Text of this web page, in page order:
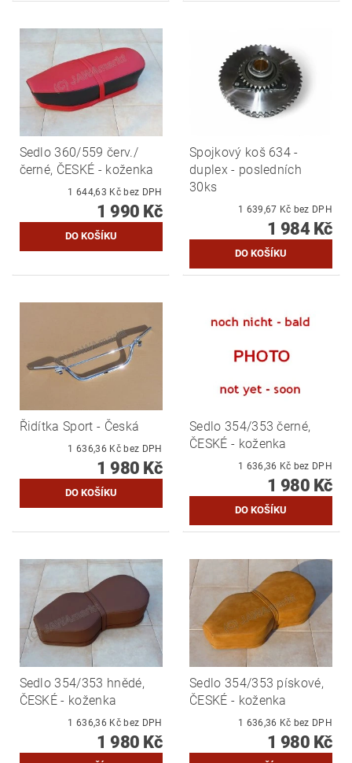
Sedlo 360/559 červ./
černé, ČESKÉ - koženka
1 644,63 Kč bez DPH
1 990 Kč
Spojkový koš 634 -
duplex - posledních
30ks
1 639,67 Kč bez DPH
1 984 Kč
Řidítka Sport - Česká
1 636,36 Kč bez DPH
1 980 Kč
Sedlo 354/353 černé,
ČESKÉ - koženka
1 636,36 Kč bez DPH
1 980 Kč
Sedlo 354/353 hnědé,
ČESKÉ - koženka
1 636,36 Kč bez DPH
1 980 Kč
Sedlo 354/353 pískové,
ČESKÉ - koženka
1 636,36 Kč bez DPH
1 980 Kč